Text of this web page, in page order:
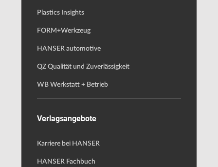
Plastics Insights
FORM+Werkzeug
HANSER automotive
QZ Qualität und Zuverlässigkeit
WB Werkstatt + Betrieb
Verlagsangebote
Karriere bei HANSER
HANSER Fachbuch